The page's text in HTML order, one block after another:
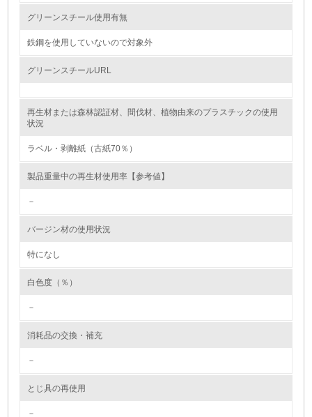
レベル2
環境取り組み体制と成果を定期的に検証して次の活動に活
境対策を理解し、実践している
環境活動に関する規格やプログラムを導入している
グリーンスチール使用有無
鉄鋼を使用していないので対象外
グリーンスチールURL
再生材または森林認証材、間伐材、植物由来のプラスチックの使用
状況
ラベル・剥離紙（古紙70％）
製品重量中の再生材使用率【参考値】
－
バージン材の使用状況
特になし
白色度（％）
－
消耗品の交換・補充
－
とじ具の再使用
－